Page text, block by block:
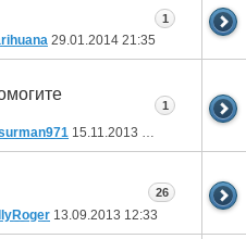
29.01.2014 21:35
1
15.11.2013
1
13.09.2013 12:33
26